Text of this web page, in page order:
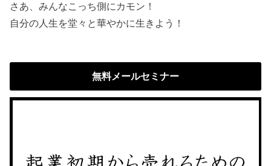
さあ、みんなこっち側にカモン！
自分の人生を堂々と華やかに生きよう！
無料メールセミナー